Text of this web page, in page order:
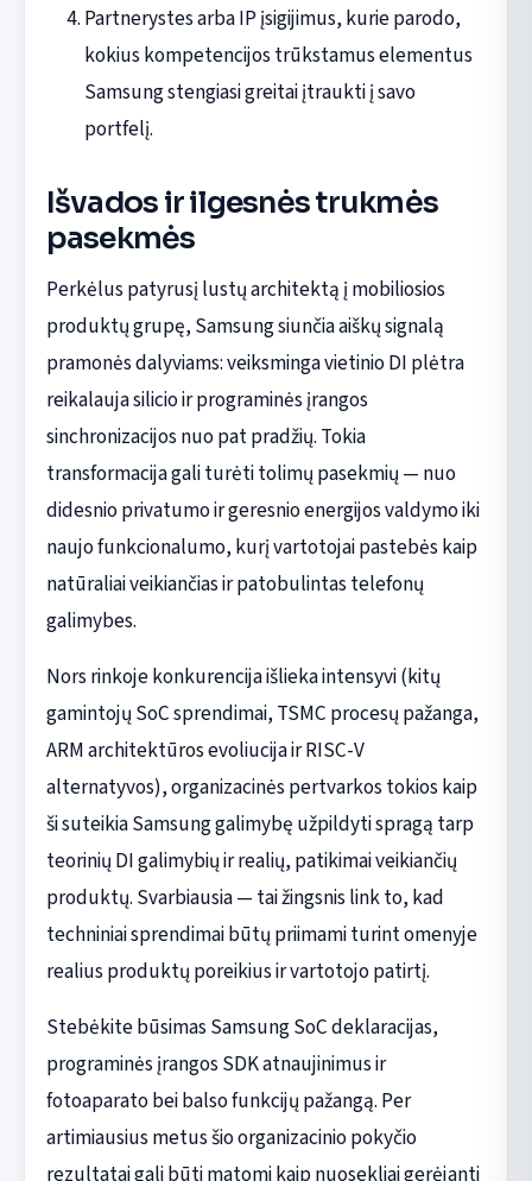
Partnerystes arba IP įsigijimus, kurie parodo,
kokius kompetencijos trūkstamus elementus
Samsung stengiasi greitai įtraukti į savo
portfelį.
Išvados ir ilgesnės trukmės
pasekmės
Perkėlus patyrusį lustų architektą į mobiliosios
produktų grupę, Samsung siunčia aiškų signalą
pramonės dalyviams: veiksminga vietinio DI plėtra
reikalauja silicio ir programinės įrangos
sinchronizacijos nuo pat pradžių. Tokia
transformacija gali turėti tolimų pasekmių — nuo
didesnio privatumo ir geresnio energijos valdymo iki
naujo funkcionalumo, kurį vartotojai pastebės kaip
natūraliai veikiančias ir patobulintas telefonų
galimybes.
Nors rinkoje konkurencija išlieka intensyvi (kitų
gamintojų SoC sprendimai, TSMC procesų pažanga,
ARM architektūros evoliucija ir RISC-V
alternatyvos), organizacinės pertvarkos tokios kaip
ši suteikia Samsung galimybę užpildyti spragą tarp
teorinių DI galimybių ir realių, patikimai veikiančių
produktų. Svarbiausia — tai žingsnis link to, kad
techniniai sprendimai būtų priimami turint omenyje
realius produktų poreikius ir vartotojo patirtį.
Stebėkite būsimas Samsung SoC deklaracijas,
programinės įrangos SDK atnaujinimus ir
fotoaparato bei balso funkcijų pažangą. Per
artimiausius metus šio organizacinio pokyčio
rezultatai gali būti matomi kaip nuosekliai gerėjanti